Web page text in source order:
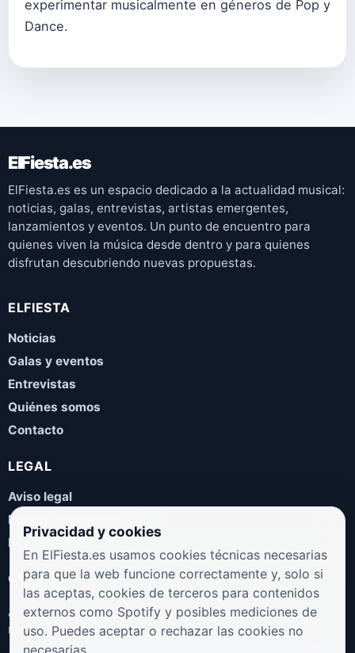
experimentar musicalmente en géneros de Pop y
Dance.
ElFiesta.es
ElFiesta.es es un espacio dedicado a la actualidad musical:
noticias, galas, entrevistas, artistas emergentes,
lanzamientos y eventos. Un punto de encuentro para
quienes viven la música desde dentro y para quienes
disfrutan descubriendo nuevas propuestas.
ELFIESTA
Noticias
Galas y eventos
Entrevistas
Quiénes somos
Contacto
LEGAL
Aviso legal
Política de privacidad
Política de cookies
COLABORA
¿Eres artista, manager, sello o promotor? Envíanos tus
novedades, galas, entrevistas o propuestas musicales.
Privacidad y cookies
En ElFiesta.es usamos cookies técnicas necesarias
para que la web funcione correctamente y, solo si
las aceptas, cookies de terceros para contenidos
externos como Spotify y posibles mediciones de
uso. Puedes aceptar o rechazar las cookies no
necesarias.